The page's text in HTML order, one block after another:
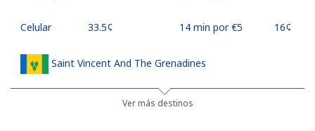
Celular ⁦33.5¢⁩ 14 min por ⁦€5⁩ ⁦16¢⁩
Saint Vincent And The Grenadines
18 min por ⁦€5⁩
Ver más destinos